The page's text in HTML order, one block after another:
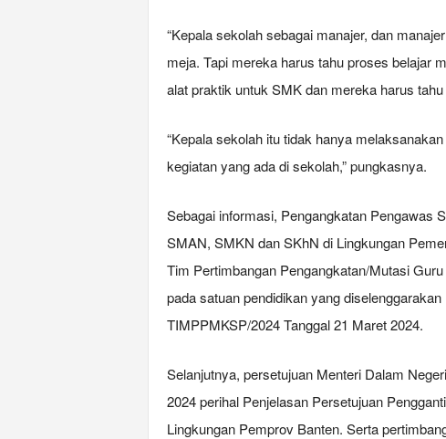
“Kepala sekolah sebagai manajer, dan
meja. Tapi mereka harus tahu proses belajar
alat praktik untuk SMK dan mereka harus
“Kepala sekolah itu tidak hanya
kegiatan yang ada di sekolah,” pungkasnya.
Sebagai informasi, Pengangkatan Pengawas
SMAN, SMKN dan SKhN di Lingkungan
Tim Pertimbangan Pengangkatan/Mutasi
pada satuan pendidikan yang
TIMPPMKSP/2024 Tanggal 21 Maret 2024.
Selanjutnya, persetujuan Menteri Dalam
2024 perihal Penjelasan Persetujuan
Lingkungan Pemprov Banten. Serta